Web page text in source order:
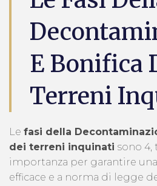
E Bonifica
Terreni
Le fasi della
dei terreni inquinati sono
importanza per garantire
efficace e a norma di legge